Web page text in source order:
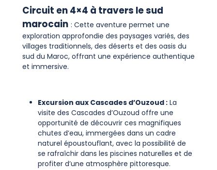
Circuit en 4×4 à travers le sud
marocain : Cette aventure permet une
exploration approfondie des paysages variés, des
villages traditionnels, des déserts et des oasis du
sud du Maroc, offrant une expérience authentique
et immersive.
Excursion aux Cascades d’Ouzoud : La
visite des Cascades d’Ouzoud offre une
opportunité de découvrir ces magnifiques
chutes d’eau, immergées dans un cadre
naturel époustouflant, avec la possibilité de
se rafraîchir dans les piscines naturelles et de
profiter d’une atmosphère pittoresque.